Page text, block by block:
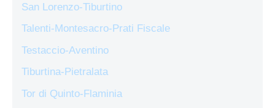
San Lorenzo-Tiburtino
Talenti-Montesacro-Prati Fiscale
Testaccio-Aventino
Tiburtina-Pietralata
Tor di Quinto-Flaminia